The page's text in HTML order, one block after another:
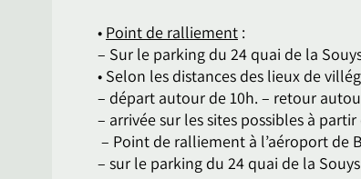
• Point de ralliement :
– Sur le parking du 24 quai de la
• Selon les distances des lieux de
– départ autour de 10h. – retour
– arrivée sur les sites possibles à
– Point de ralliement à l’aéroport de
– sur le parking du 24 quai de la